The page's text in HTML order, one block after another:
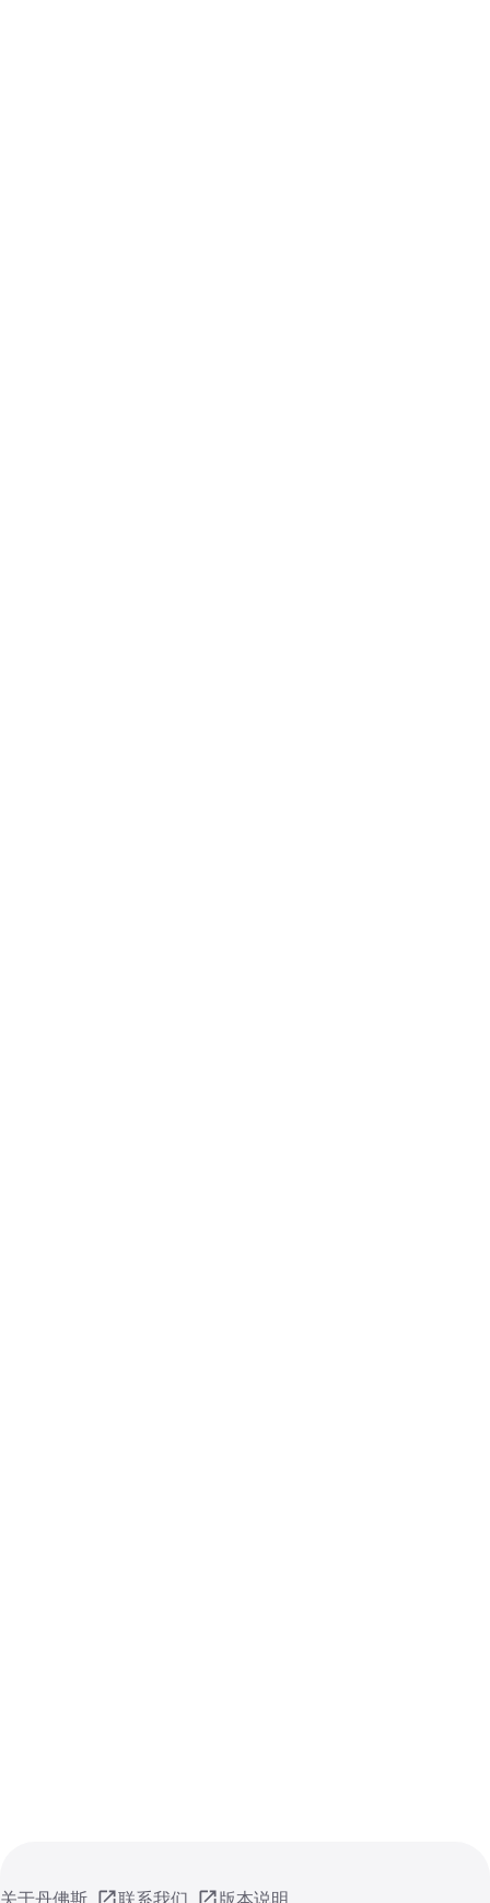
关于丹佛斯 联系我们 版本说明